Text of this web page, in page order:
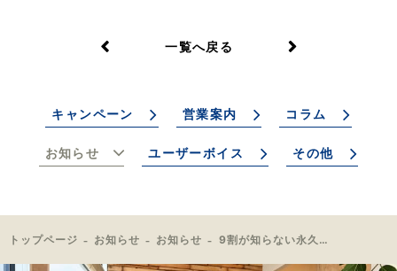
一覧へ戻る
キャンペーン 営業案内 コラム
お知らせ ユーザーボイス その他
トップページ お知らせ お知らせ 9割が知らない永久脱毛の真実